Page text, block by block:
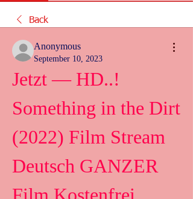
Back
Anonymous
September 10, 2023
Jetzt — HD..!
Something in the Dirt
(2022) Film Stream
Deutsch GANZER